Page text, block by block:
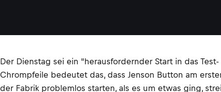
Der Dienstag sei ein "herausfordernder Start in das
Chrompfeile bedeutet das, dass Jenson Button am
der Fabrik problemlos starten, als es um etwas ging,